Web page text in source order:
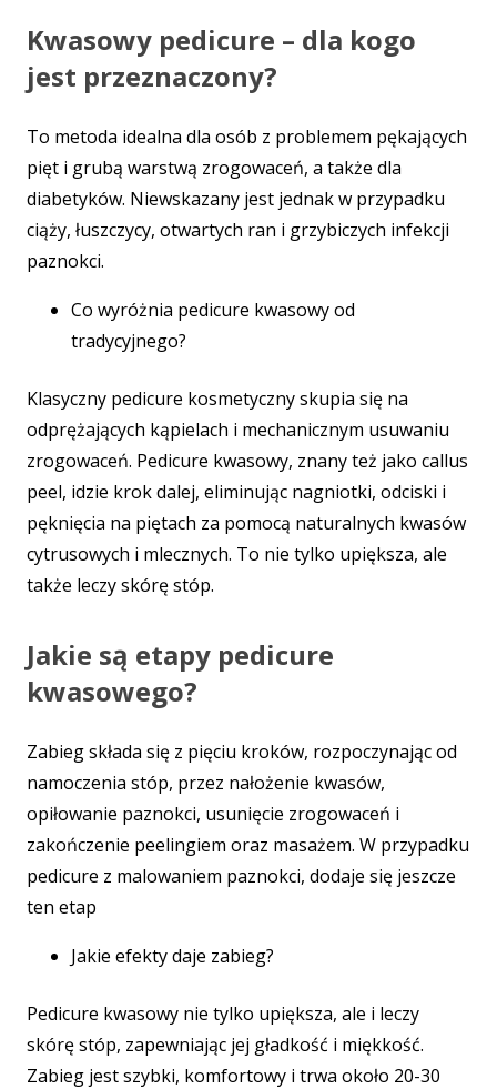
Kwasowy pedicure – dla kogo
jest przeznaczony?
To metoda idealna dla osób z problemem pękających
pięt i grubą warstwą zrogowaceń, a także dla
diabetyków. Niewskazany jest jednak w przypadku
ciąży, łuszczycy, otwartych ran i grzybiczych infekcji
paznokci.
Co wyróżnia pedicure kwasowy od
tradycyjnego?
Klasyczny pedicure kosmetyczny skupia się na
odprężających kąpielach i mechanicznym usuwaniu
zrogowaceń. Pedicure kwasowy, znany też jako callus
peel, idzie krok dalej, eliminując nagniotki, odciski i
pęknięcia na piętach za pomocą naturalnych kwasów
cytrusowych i mlecznych. To nie tylko upiększa, ale
także leczy skórę stóp.
Jakie są etapy pedicure
kwasowego?
Zabieg składa się z pięciu kroków, rozpoczynając od
namoczenia stóp, przez nałożenie kwasów,
opiłowanie paznokci, usunięcie zrogowaceń i
zakończenie peelingiem oraz masażem. W przypadku
pedicure z malowaniem paznokci, dodaje się jeszcze
ten etap
Jakie efekty daje zabieg?
Pedicure kwasowy nie tylko upiększa, ale i leczy
skórę stóp, zapewniając jej gładkość i miękkość.
Zabieg jest szybki, komfortowy i trwa około 20-30